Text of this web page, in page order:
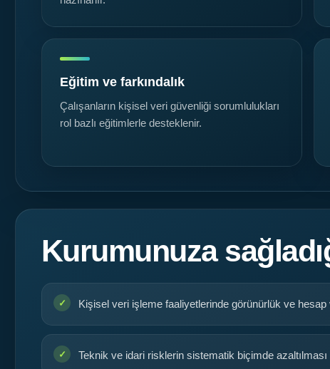
Eğitim ve farkındalık
Çalışanların kişisel veri güvenliği sorumlulukları
rol bazlı eğitimlerle desteklenir.
Kurumunuza
Kişisel veri işleme faaliyetlerinde görünürlük ve hesap
Teknik ve idari risklerin sistematik biçimde azaltılması